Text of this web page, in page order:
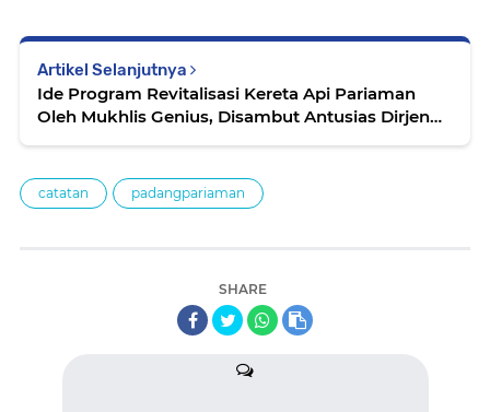
Artikel Selanjutnya
Ide Program Revitalisasi Kereta Api Pariaman
Oleh Mukhlis Genius, Disambut Antusias Dirjen
catatan padangpariaman
SHARE